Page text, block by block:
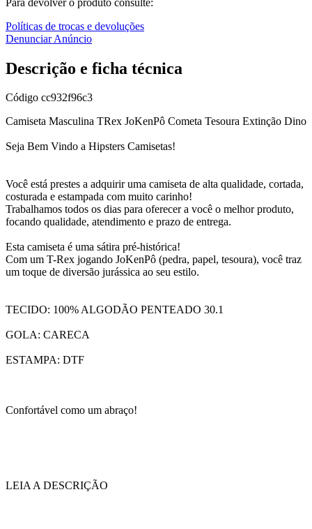
Políticas de trocas e devoluções
Denunciar Anúncio
Descrição e ficha técnica
Código cc932f96c3
Camiseta Masculina TRex JoKenPô Cometa Tesoura Extinção Dino
Seja Bem Vindo a Hipsters Camisetas!
Você está prestes a adquirir uma camiseta de alta qualidade, cortada,
costurada e estampada com muito carinho!
Trabalhamos todos os dias para oferecer a você o melhor produto,
focando qualidade, atendimento e prazo de entrega.
Esta camiseta é uma sátira pré-histórica!
Com um T-Rex jogando JoKenPô (pedra, papel, tesoura), você traz
um toque de diversão jurássica ao seu estilo.
TECIDO: 100% ALGODÃO PENTEADO 30.1
GOLA: CARECA
ESTAMPA: DTF
Confortável como um abraço!
LEIA A DESCRIÇÃO